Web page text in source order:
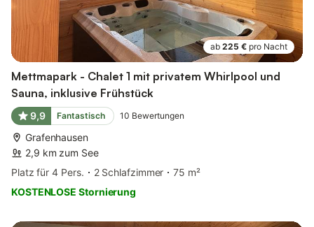
ab 225 € pro Nacht
Mettmapark - Chalet 1 mit privatem Whirlpool und
Sauna, inklusive Frühstück
9,9 Fantastisch 10 Bewertungen
Grafenhausen
2,9 km zum See
Platz für 4 Pers.
2 Schlafzimmer
75 m²
KOSTENLOSE Stornierung